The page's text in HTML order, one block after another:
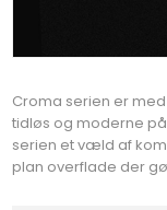
Croma serien er
tidløs og moderne
serien et væld af
plan overflade der